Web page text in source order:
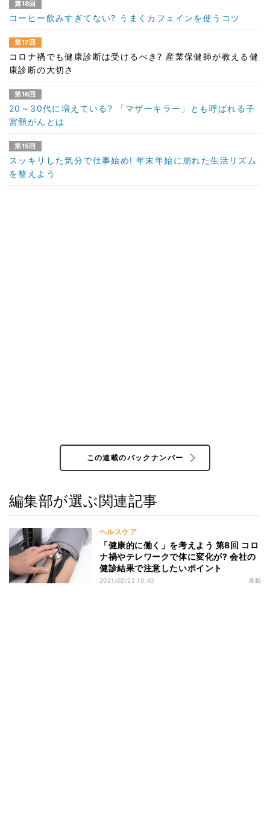
第18回
コーヒー飲みすぎてない? うまくカフェインを使うコツ
第17回
コロナ禍でも健康診断は受けるべき? 産業保健師が教える健
康診断の大切さ
第16回
20～30代に増えている? 「マザーキラー」とも呼ばれる子
宮頸がんとは
第15回
スッキリした気分で仕事始め! 年末年始に崩れた生活リズム
を整えよう
この連載のバックナンバー
編集部が選ぶ関連記事
ヘルスケア
「健康的に働く」を考えよう 第8回 コロ
ナ禍やテレワークで体に変化が? 会社の
健診結果で注意したいポイント
2021/02/22 10:40 連載